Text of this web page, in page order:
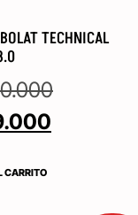
TECHNICAL
CARRITO